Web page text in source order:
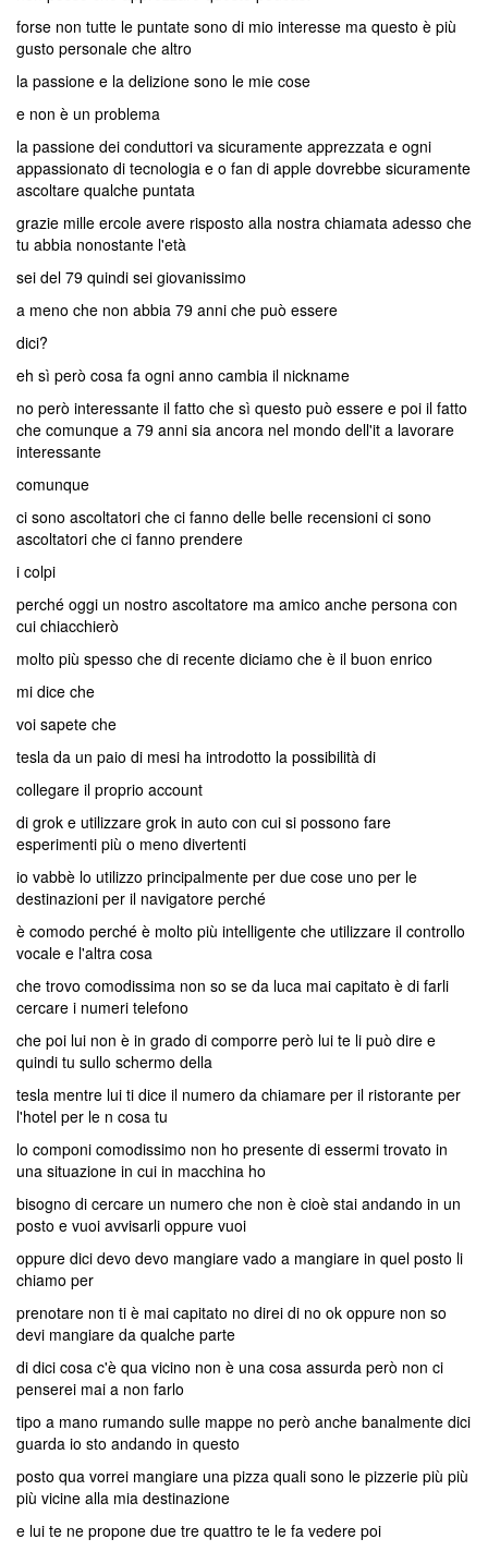
forse non tutte le puntate sono di mio interesse ma questo è più
gusto personale che altro
la passione e la delizione sono le mie cose
e non è un problema
la passione dei conduttori va sicuramente apprezzata e ogni
appassionato di tecnologia e o fan di apple dovrebbe sicuramente
ascoltare qualche puntata
grazie mille ercole avere risposto alla nostra chiamata adesso che
tu abbia nonostante l'età
sei del 79 quindi sei giovanissimo
a meno che non abbia 79 anni che può essere
dici?
eh sì però cosa fa ogni anno cambia il nickname
no però interessante il fatto che sì questo può essere e poi il fatto
che comunque a 79 anni sia ancora nel mondo dell'it a lavorare
interessante
comunque
ci sono ascoltatori che ci fanno delle belle recensioni ci sono
ascoltatori che ci fanno prendere
i colpi
perché oggi un nostro ascoltatore ma amico anche persona con
cui chiacchierò
molto più spesso che di recente diciamo che è il buon enrico
mi dice che
voi sapete che
tesla da un paio di mesi ha introdotto la possibilità di
collegare il proprio account
di grok e utilizzare grok in auto con cui si possono fare
esperimenti più o meno divertenti
io vabbè lo utilizzo principalmente per due cose uno per le
destinazioni per il navigatore perché
è comodo perché è molto più intelligente che utilizzare il controllo
vocale e l'altra cosa
che trovo comodissima non so se da luca mai capitato è di farli
cercare i numeri telefono
che poi lui non è in grado di comporre però lui te li può dire e
quindi tu sullo schermo della
tesla mentre lui ti dice il numero da chiamare per il ristorante per
l'hotel per le n cosa tu
lo componi comodissimo non ho presente di essermi trovato in
una situazione in cui in macchina ho
bisogno di cercare un numero che non è cioè stai andando in un
posto e vuoi avvisarli oppure vuoi
oppure dici devo devo mangiare vado a mangiare in quel posto li
chiamo per
prenotare non ti è mai capitato no direi di no ok oppure non so
devi mangiare da qualche parte
di dici cosa c'è qua vicino non è una cosa assurda però non ci
penserei mai a non farlo
tipo a mano rumando sulle mappe no però anche banalmente dici
guarda io sto andando in questo
posto qua vorrei mangiare una pizza quali sono le pizzerie più più
più vicine alla mia destinazione
e lui te ne propone due tre quattro te le fa vedere poi